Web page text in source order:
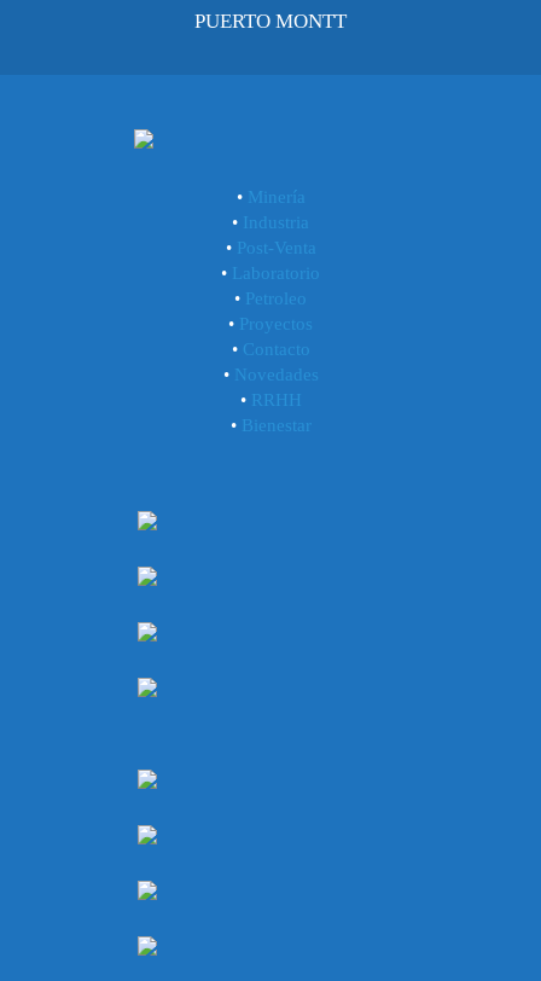
PUERTO MONTT
•Minería
• Industria
• Post-Venta
• Laboratorio
• Petroleo
• Proyectos
• Contacto
• Novedades
• RRHH
• Bienestar